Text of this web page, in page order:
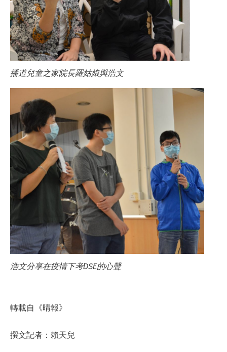
播道兒童之家院長羅姑娘與浩文
浩文分享在疫情下考DSE的心聲
轉載自《晴報》
撰文記者：賴天兒